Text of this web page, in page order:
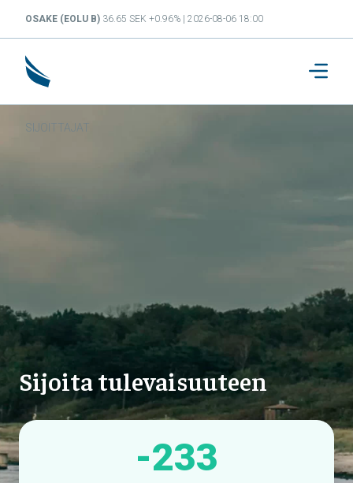
OSAKE (EOLU B) 36.65 SEK +0.96% | 2026-08-06 18:00
SIJOITTAJAT
Sijoita tulevaisuuteen
-233